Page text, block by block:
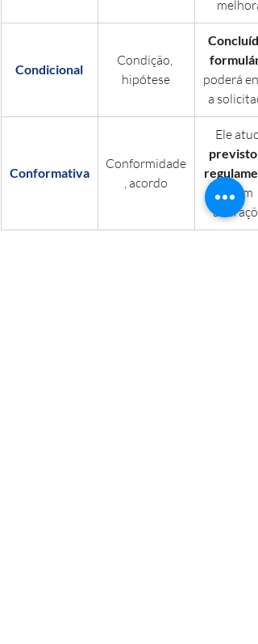
Condicional
Condição,
hipótese
poderá
a
Conformativa
Conformidade
, acordo
Ele
previsto
sem